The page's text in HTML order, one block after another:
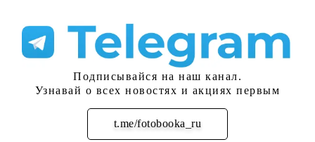
Подписывайся на наш канал.
Узнавай о всех новостях и акциях первым
t.me/fotobooka_ru
Подписаться